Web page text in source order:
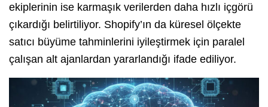
ekiplerinin ise karmaşık verilerden daha hızlı içgörü
çıkardığı belirtiliyor. Shopify’ın da küresel ölçekte
satıcı büyüme tahminlerini iyileştirmek için paralel
çalışan alt ajanlardan yararlandığı ifade ediliyor.